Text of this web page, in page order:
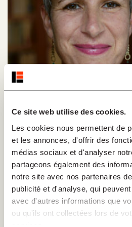
Ce site web utilise des cookies.
Les cookies nous permettent de
et les annonces, d'offrir des
médias sociaux et d'analyser
partageons également des
notre site avec nos partenaires
publicité et d'analyse, qui
avec d'autres informations que
ou qu'ils ont collectées lors de
services.
Muller-
"Marion Muller-Colard est
théologienne protestante.
d’hôpital avant de se
l’écriture. Ancienne